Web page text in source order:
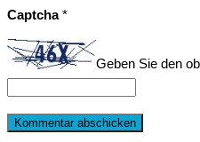
Captcha*
Geben Sie den